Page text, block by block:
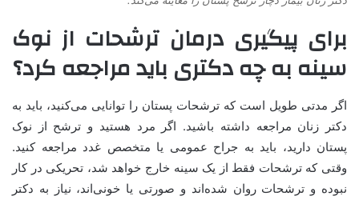
برای پیگیری درمان ترشحات از نوک
سینه به چه دکتری باید مراجعه کرد؟
اگر مدتی طویل است که ترشحات پستان را توانایی می‌کنید، باید به
دکتر زنان مراجعه داشته باشید. اگر مرد هستید و ترشح از نوک
پستان دارید، باید به جراح عمومی یا متخصص غدد مراجعه کنید.
وقتی که ترشحات فقط از یک سینه خارج خواهد شد، تحریکی در کار
نبوده و ترشحات روان شده‌اند و صورتی یا خونی‌اند، نیاز به دکتر